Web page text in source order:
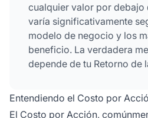
cualquier valor por debajo
varía significativamente
modelo de negocio y los
beneficio. La verdadera
depende de tu Retorno de
(CLV) y si tu CPA te
rentable mientras escalas
Entendiendo el Costo por
El Costo por Acción,